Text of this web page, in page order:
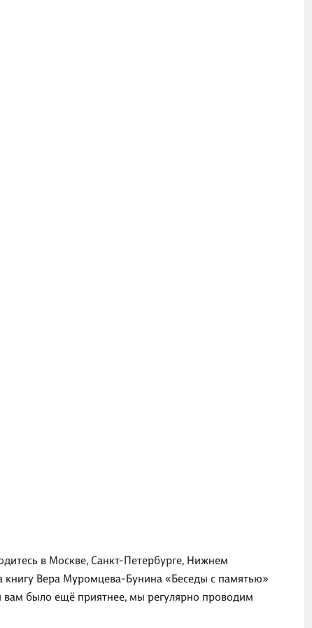
в Москве, Санкт-Петербурге, Нижнем
книгу Вера Муромцева-Бунина «Беседы с памятью»
вам было ещё приятнее, мы регулярно проводим